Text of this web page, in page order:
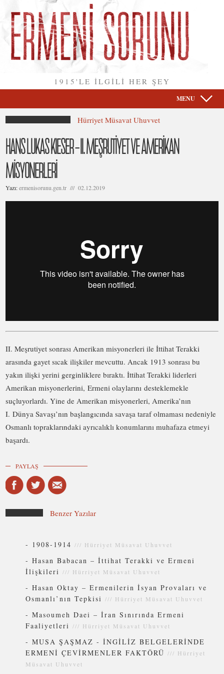
1915'LE İLGİLİ HER ŞEY
MENU
Hürriyet Müsavat Uhuvvet
HANS LUKAS KIESER – II. MEŞRUTİYET VE AMERİKAN
MİSYONERLERİ
Yazı:ermenisorunu.gen.tr /// 02.12.2019
II. Meşrutiyet sonrası Amerikan misyonerleri ile İttihat Terakki
arasında gayet sıcak ilişkiler mevcuttu. Ancak 1913 sonrası bu
yakın ilişki yerini gerginliklere bıraktı. İttihat Terakki liderleri
Amerikan misyonerlerini, Ermeni olaylarını desteklemekle
suçluyorlardı. Yine de Amerikan misyonerleri, Amerika’nın
I. Dünya Savaşı’nın başlangıcında savaşa taraf olmaması nedeniyle
Osmanlı topraklarındaki ayrıcalıklı konumlarını muhafaza etmeyi
başardı.
PAYLAŞ
Benzer Yazılar
- 1908-1914 /// Hürriyet Müsavat Uhuvvet
-Hasan Babacan – İttihat Terakki ve Ermeni
İlişkileri /// Hürriyet Müsavat Uhuvvet
-Hasan Oktay – Ermenilerin İsyan Provaları ve
Osmanlı’nın Tepkisi /// Hürriyet Müsavat Uhuvvet
-Masoumeh Daei – İran Sınırında Ermeni
Faaliyetleri /// Hürriyet Müsavat Uhuvvet
-MUSA ŞAŞMAZ - İNGİLİZ BELGELERİNDE
ERMENİ ÇEVİRMENLER FAKTÖRÜ /// Hürriyet
Müsavat Uhuvvet